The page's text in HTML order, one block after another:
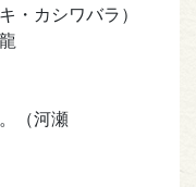
・カシワバラ）
（河瀬